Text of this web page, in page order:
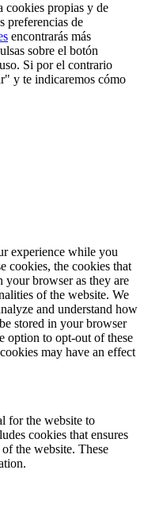
propias y de
preferencias de
encontrarás más
sobre el botón
Si por el contrario
y te indicaremos cómo
experience while you
cookies, the cookies that
your browser as they are
of the website. We
and understand how
stored in your browser
option to opt-out of these
may have an effect
for the website to
cookies that ensures
the website. These